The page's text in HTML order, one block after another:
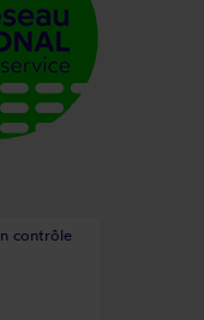
contrôle